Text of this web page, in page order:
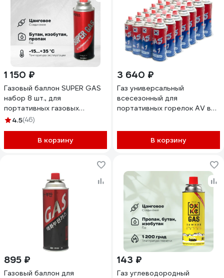
1 150 ₽
Газовый баллон SUPER GAS
набор 8 шт., для
портативных газовых
приборов, всесезонный,
арт. 2711139708
4.5(46)
В корзину
3 640 ₽
Газ универсальный
всесезонный для
портативных горелок AV в
В корзину
895 ₽
Газовый баллон для
143 ₽
Газ углеводородный